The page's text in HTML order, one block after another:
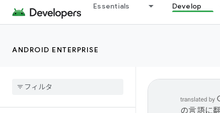
Essentials Develop
ANDROID ENTERPRISE
の言語に